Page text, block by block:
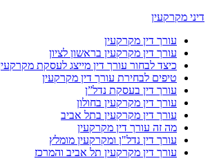
דיני מקרקעין
עורך דין מקרקעין
עורך דין מקרקעין בראשון לציון
כיצד לבחור עורך דין מייצג לעסקת
טיפים לבחירת עורך דין מקרקעין
עורך דין בעסקת נדל”ן
עורך דין מקרקעין בחולון
עורך דין מקרקעין בתל אביב
מה זה עורך דין מקרקעין
עורך דין נדל"ן ומקרקעין מומלץ
עורך דין מקרקעין תל אביב והמרכז